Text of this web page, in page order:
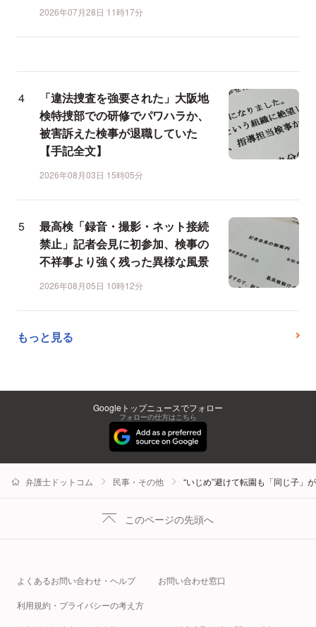
2026年07月28日 11時17分
「違法捜査を強要された」大阪地
検特捜部での研修でパワハラか、
被害訴えた検事が退職していた
【手記全文】
2026年08月03日 15時05分
最高検「録音・撮影・ネット接続
禁止」記者会見に初参加、検事の
不祥事より強く残った異様な風景
2026年08月05日 10時12分
もっと見る
Googleトップニュースでフォロー
フォローの仕方はこちら
弁護士ドットコム 民事・その他 “いじめ”避けて転園も「同じ子」
このページの先頭へ
よくあるお問い合わせ・ヘルプ お問い合わせ窓口
利用規約・プライバシーの考え方